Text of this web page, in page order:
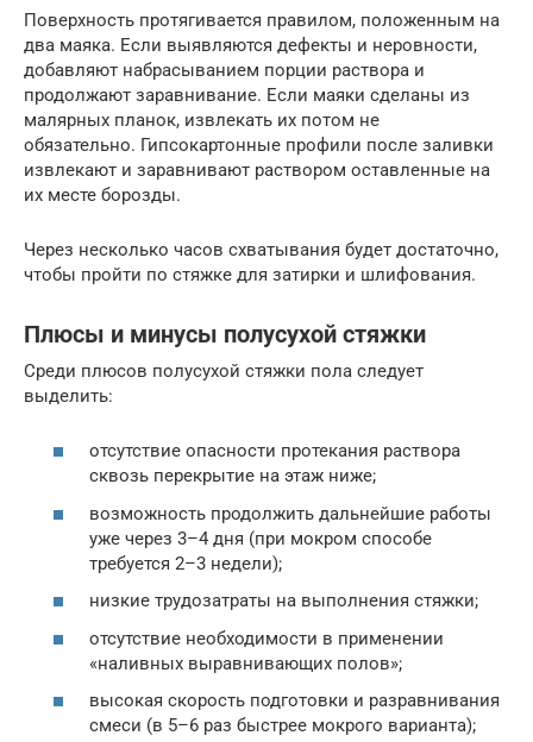
Поверхность протягивается правилом, положенным на
два маяка. Если выявляются дефекты и неровности,
добавляют набрасыванием порции раствора и
продолжают заравнивание. Если маяки сделаны из
малярных планок, извлекать их потом не
обязательно. Гипсокартонные профили после заливки
извлекают и заравнивают раствором оставленные на
их месте борозды.
Через несколько часов схватывания будет достаточно,
чтобы пройти по стяжке для затирки и шлифования.
Плюсы и минусы полусухой стяжки
Среди плюсов полусухой стяжки пола следует
выделить:
отсутствие опасности протекания раствора
сквозь перекрытие на этаж ниже;
возможность продолжить дальнейшие работы
уже через 3–4 дня (при мокром способе
требуется 2–3 недели);
низкие трудозатраты на выполнения стяжки;
отсутствие необходимости в применении
«наливных выравнивающих полов»;
высокая скорость подготовки и разравнивания
смеси (в 5–6 раз быстрее мокрого варианта);